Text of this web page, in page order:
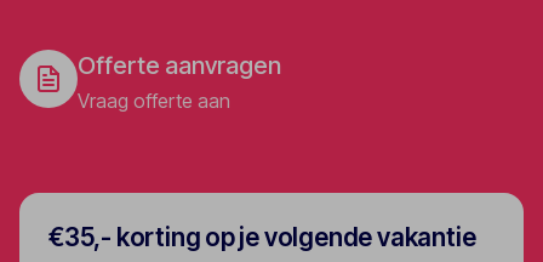
Offerte aanvragen
Vraag offerte aan
€35,- korting op je volgende vakantie